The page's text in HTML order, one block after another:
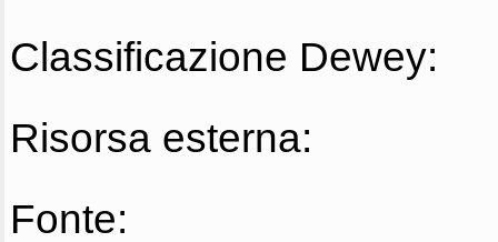
Classificazione Dewey:
Risorsa esterna:
Fonte: